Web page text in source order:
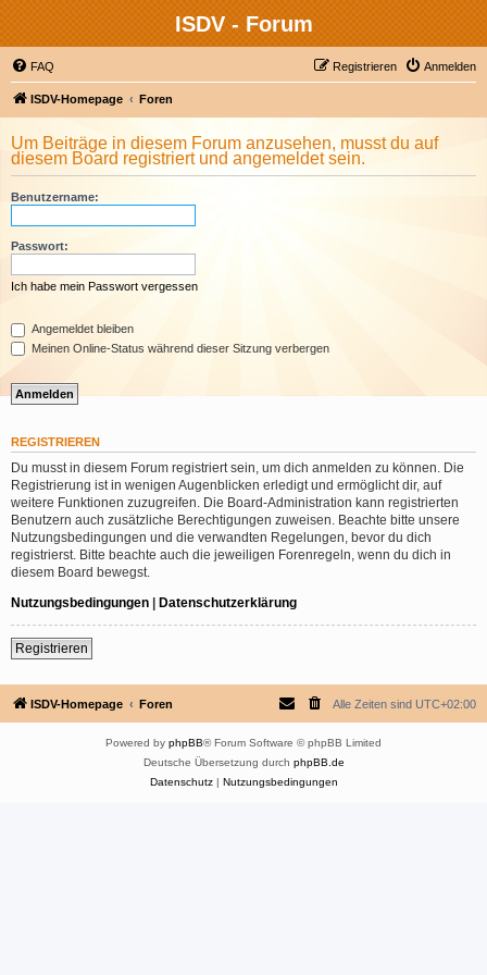
ISDV - Forum
FAQ Anmelden
Registrieren
ISDV-Homepage Foren
Um Beiträge in diesem Forum anzusehen, musst du auf
diesem Board registriert und angemeldet sein.
Benutzername:
Passwort:
Ich habe mein Passwort vergessen
Angemeldet bleiben
Meinen Online-Status während dieser Sitzung verbergen
REGISTRIEREN
Du musst in diesem Forum registriert sein, um dich anmelden zu können. Die
Registrierung ist in wenigen Augenblicken erledigt und ermöglicht dir, auf
weitere Funktionen zuzugreifen. Die Board-Administration kann registrierten
Benutzern auch zusätzliche Berechtigungen zuweisen. Beachte bitte unsere
Nutzungsbedingungen und die verwandten Regelungen, bevor du dich
registrierst. Bitte beachte auch die jeweiligen Forenregeln, wenn du dich in
diesem Board bewegst.
Nutzungsbedingungen | Datenschutzerklärung
Registrieren
ISDV-Homepage Foren Alle Zeiten sind UTC+02:00
Powered by phpBB® Forum Software © phpBB Limited
Deutsche Übersetzung durch phpBB.de
Datenschutz| Nutzungsbedingungen